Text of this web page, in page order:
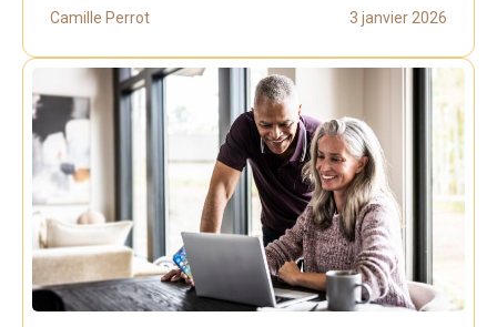
Camille Perrot 3 janvier 2026